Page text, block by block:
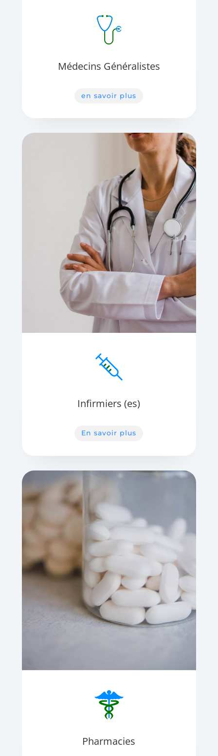
Médecins Généralistes
en savoir plus
Infirmiers (es)
En savoir plus
Pharmacies